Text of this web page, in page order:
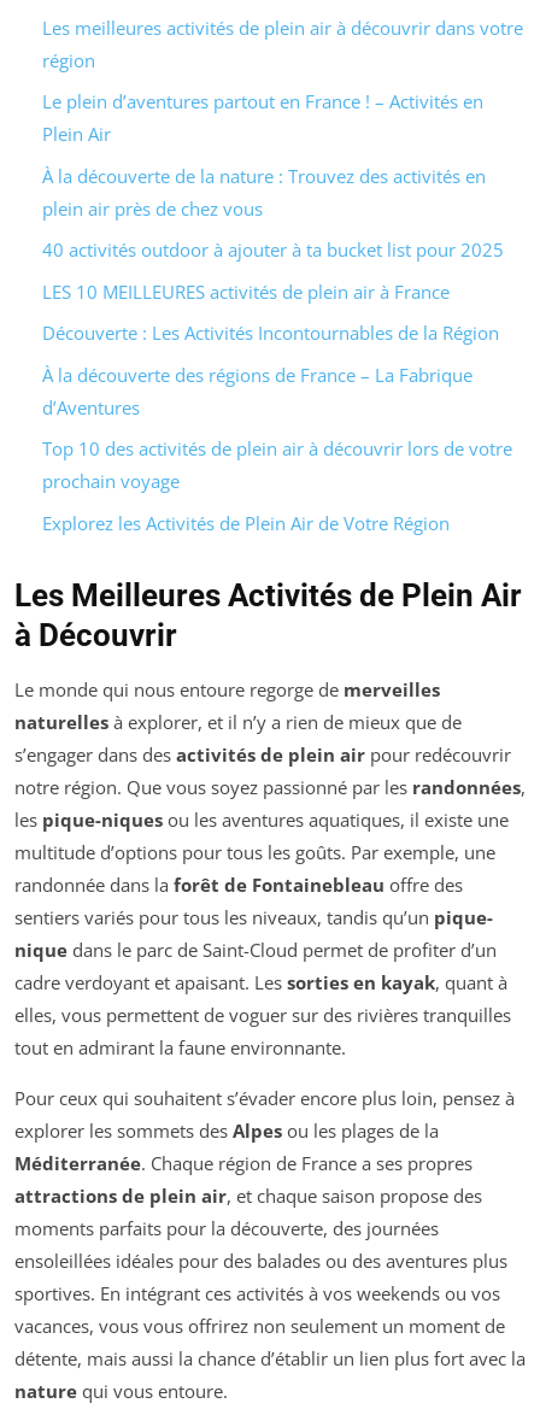
Les meilleures activités de plein air à découvrir dans votre
région
Le plein d’aventures partout en France ! – Activités en
Plein Air
À la découverte de la nature : Trouvez des activités en
plein air près de chez vous
40 activités outdoor à ajouter à ta bucket list pour 2025
LES 10 MEILLEURES activités de plein air à France
Découverte : Les Activités Incontournables de la Région
À la découverte des régions de France – La Fabrique
d’Aventures
Top 10 des activités de plein air à découvrir lors de votre
prochain voyage
Explorez les Activités de Plein Air de Votre Région
Les Meilleures Activités de Plein Air
à Découvrir
Le monde qui nous entoure regorge de merveilles
naturelles à explorer, et il n’y a rien de mieux que de
s’engager dans des activités de plein air pour redécouvrir
notre région. Que vous soyez passionné par les randonnées,
les pique-niques ou les aventures aquatiques, il existe une
multitude d’options pour tous les goûts. Par exemple, une
randonnée dans la forêt de Fontainebleau offre des
sentiers variés pour tous les niveaux, tandis qu’un pique-
nique dans le parc de Saint-Cloud permet de profiter d’un
cadre verdoyant et apaisant. Les sorties en kayak, quant à
elles, vous permettent de voguer sur des rivières tranquilles
tout en admirant la faune environnante.
Pour ceux qui souhaitent s’évader encore plus loin, pensez à
explorer les sommets des Alpes ou les plages de la
Méditerranée. Chaque région de France a ses propres
attractions de plein air, et chaque saison propose des
moments parfaits pour la découverte, des journées
ensoleillées idéales pour des balades ou des aventures plus
sportives. En intégrant ces activités à vos weekends ou vos
vacances, vous vous offrirez non seulement un moment de
détente, mais aussi la chance d’établir un lien plus fort avec la
nature qui vous entoure.